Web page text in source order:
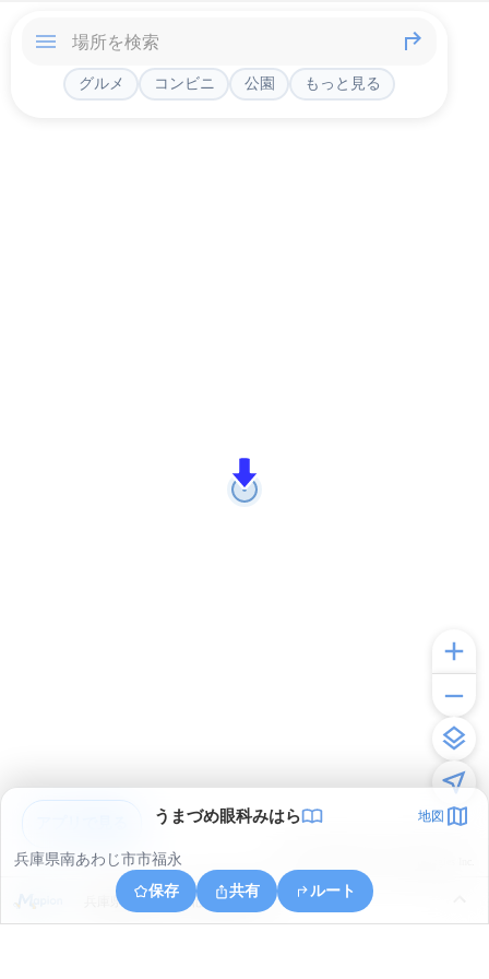
グルメ コンビニ 公園 もっと見る
うまづめ眼科みはら 地図
兵庫県南あわじ市市福永
保存
共有 ルート
兵庫県南あわじ市北阿万新田北